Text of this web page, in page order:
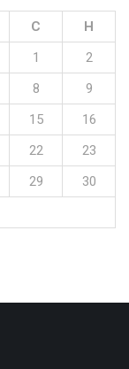
С
Н
1
2
8
9
15
16
22
23
29
30